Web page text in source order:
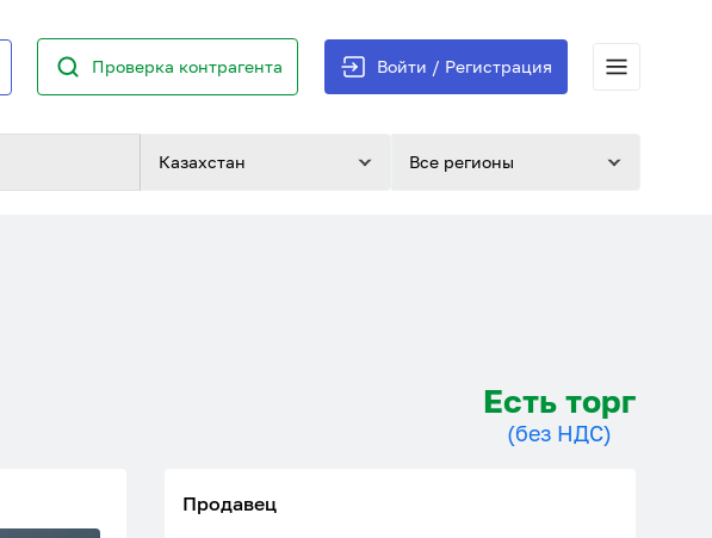
Проверка контрагента Войти / Регистрация
Казахстан Все регионы
Есть торг
(без НДС)
Продавец